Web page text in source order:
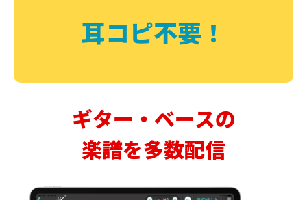
耳コピ不要！
ギター・ベースの
楽譜を多数配信